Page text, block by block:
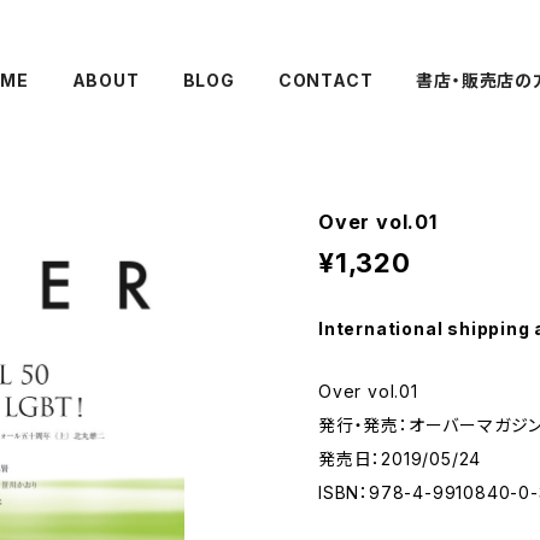
ABOUT BLOG CONTACT 書店・販売店の
Over vol.01
¥1,320
International shipping
Over vol.01
発行・発売：オーバーマガジ
発売日：2019/05/24
ISBN：978-4-9910840-0-